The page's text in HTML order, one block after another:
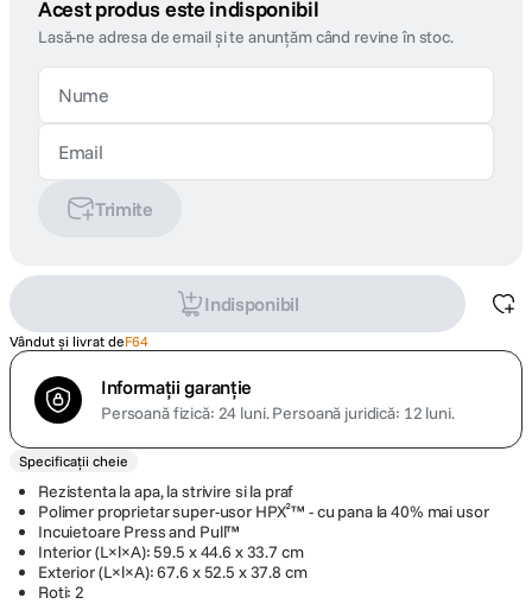
Acest produs este indisponibil
Lasă-ne adresa de email și te anunțăm când revine în stoc.
Trimite
Indisponibil
Vândut și livrat deF64
Informații garanție
Persoană fizică: 24 luni.Persoană juridică: 12 luni.
Specificații cheie
Rezistenta la apa, la strivire si la praf
Polimer proprietar super-usor HPX²™ - cu pana la 40% mai usor
Incuietoare Press and Pull™
Interior (L×l×A): 59.5 x 44.6 x 33.7 cm
Exterior (L×l×A): 67.6 x 52.5 x 37.8 cm
Roti: 2